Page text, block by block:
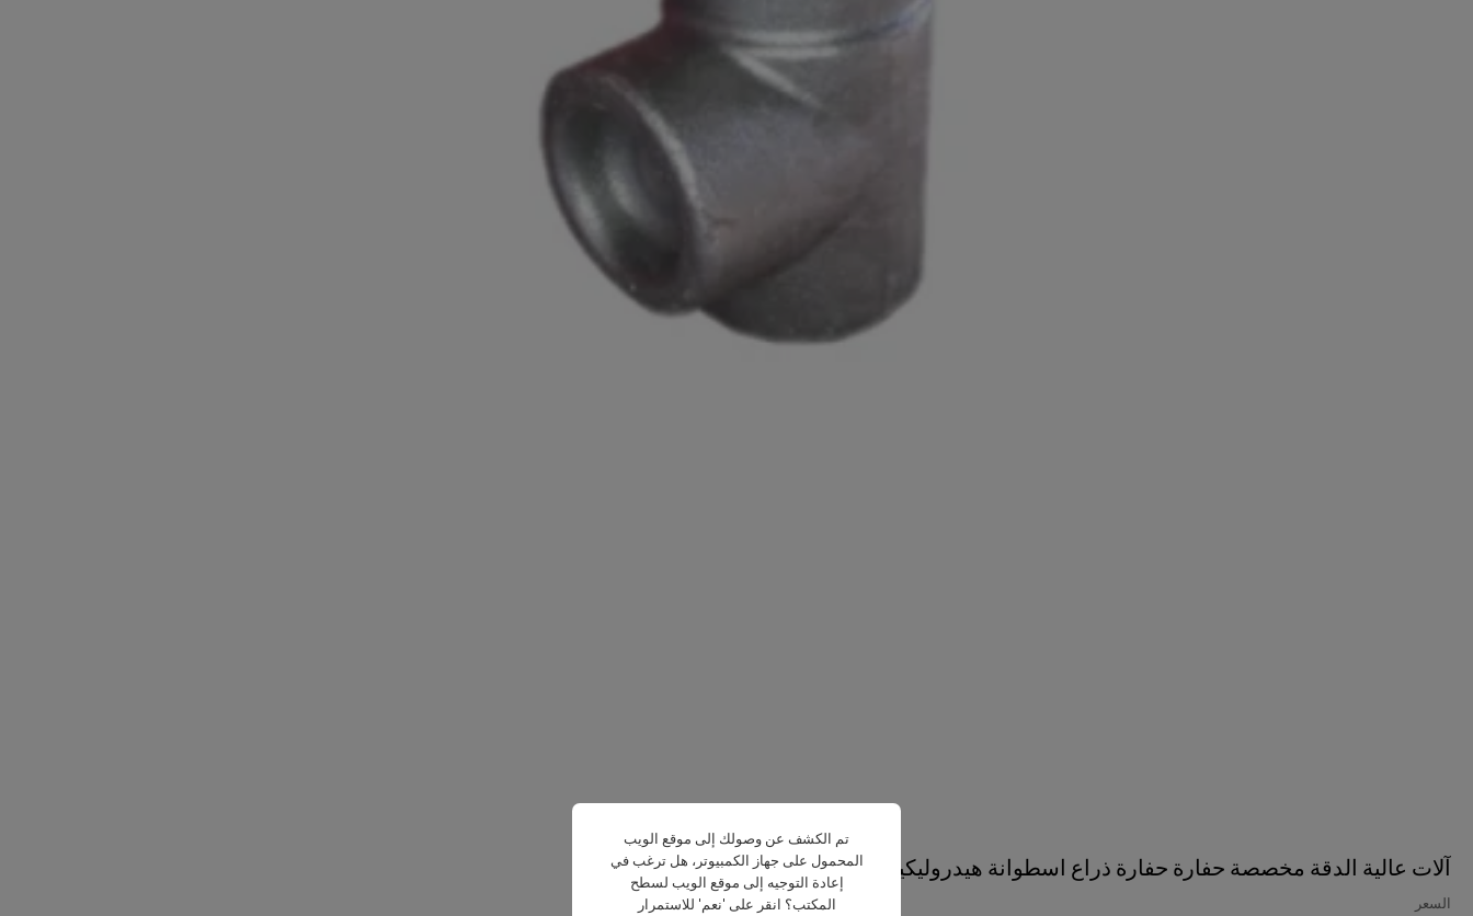
آلات عالية الدقة مخصصة حفارة حفارة ذراع اسطوانة هيدروليكية تزوير أجزاء
السعر US $
تم الكشف عن وصولك إلى موقع الويب
المحمول على جهاز الكمبيوتر، هل ترغب في
إعادة التوجيه إلى موقع الويب لسطح
المكتب؟ انقر على 'نعم' للاستمرار